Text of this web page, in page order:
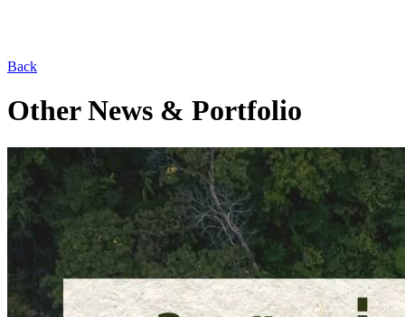
Back
Other News & Portfolio